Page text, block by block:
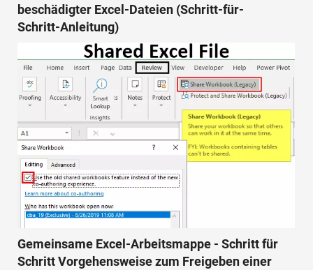
beschädigter Excel-Dateien (Schritt-für-
Schritt-Anleitung)
Gemeinsame Excel-Arbeitsmappe - Schritt für
Schritt Vorgehensweise zum Freigeben einer